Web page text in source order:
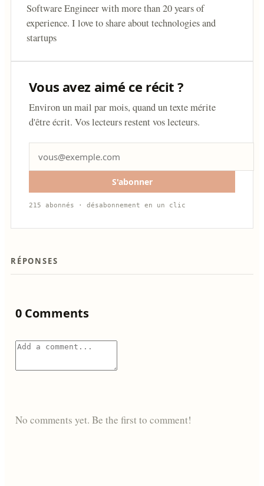
Software Engineer with more than 20 years of
experience. I love to share about technologies and
startups
Vous avez aimé ce récit ?
Environ un mail par mois, quand un texte mérite
d'être écrit. Vos lecteurs restent vos lecteurs.
S'abonner
215 abonnés · désabonnement en un clic
RÉPONSES
0 Comments
No comments yet. Be the first to comment!